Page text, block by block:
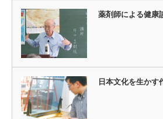
薬剤師による健康
日本文化を生かす